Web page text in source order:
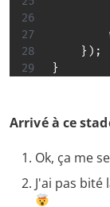
} ) ;
}
Arrivé à ce
Ok, ça me
J'ai pas